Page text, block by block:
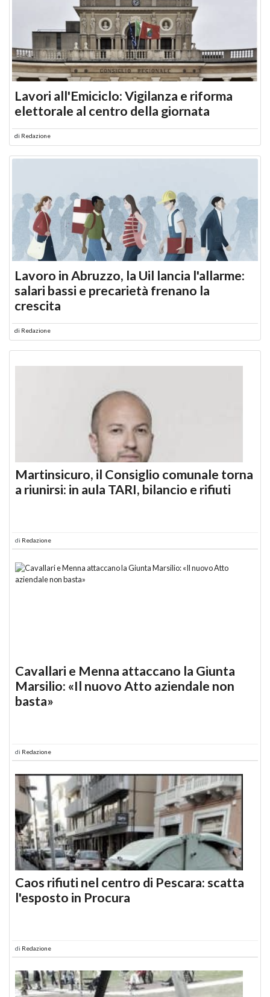
Lavori all'Emiciclo: Vigilanza e riforma
elettorale al centro della giornata
di Redazione
Lavoro in Abruzzo, la Uil lancia l'allarme:
salari bassi e precarietà frenano la
crescita
di Redazione
Martinsicuro, il Consiglio comunale torna
a riunirsi: in aula TARI, bilancio e rifiuti
di Redazione
Cavallari e Menna attaccano la Giunta
Marsilio: «Il nuovo Atto aziendale non
basta»
di Redazione
Caos rifiuti nel centro di Pescara: scatta
l'esposto in Procura
di Redazione